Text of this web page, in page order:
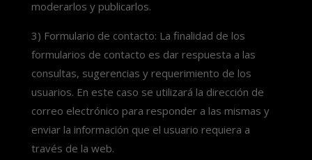
moderarlos y publicarlos.
3) Formulario de contacto: La finalidad de los
formularios de contacto es dar respuesta a las
consultas, sugerencias y requerimiento de los
usuarios. En este caso se utilizará la dirección de
correo electrónico para responder a las mismas y
enviar la información que el usuario requiera a
través de la web.